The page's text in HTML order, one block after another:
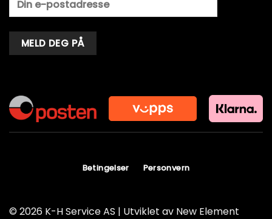
© 2026 K-H Service AS | Utviklet av New Element
Betingelser Personvern